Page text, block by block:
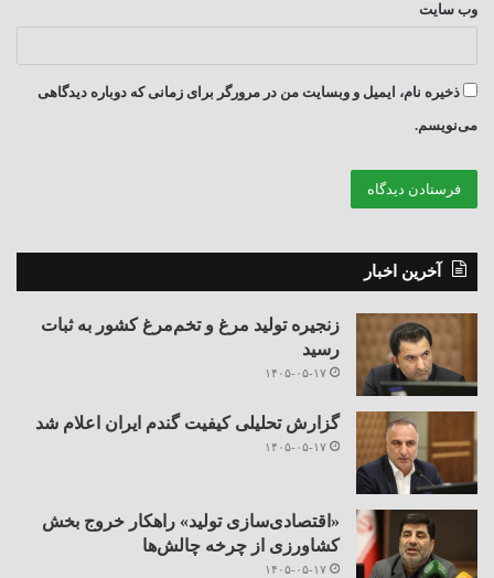
وب‌ سایت
ذخیره نام، ایمیل و وبسایت من در مرورگر برای زمانی که دوباره دیدگاهی
می‌نویسم.
آخرین اخبار
زنجیره تولید مرغ و تخم‌مرغ کشور به ثبات
رسید
۱۴۰۵-۰۵-۱۷
گزارش تحلیلی کیفیت گندم ایران اعلام شد
۱۴۰۵-۰۵-۱۷
«اقتصادی‌سازی تولید» راهکار خروج بخش
کشاورزی از چرخه چالش‌ها
۱۴۰۵-۰۵-۱۷